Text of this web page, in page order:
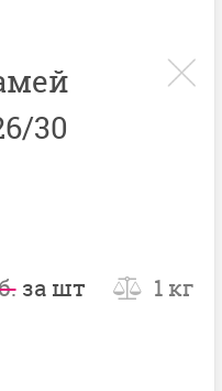
30
за шт 1 кг